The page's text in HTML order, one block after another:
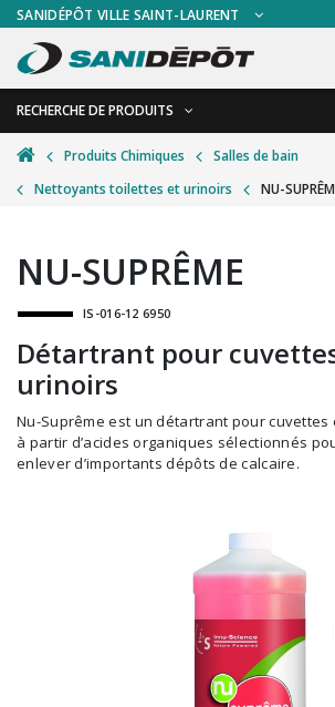
SANIDÉPÔT VILLE SAINT-LAURENT
RECHERCHE DE PRODUITS
RETOUR
Accessoires de sécurité
Accessoires pour le lavage de mur
Accessoires pour salles de bain
Alimentaire
Autres accessoires
Balais et porte-poussières
Bouteilles et vaporisateurs
Chariots et manutention
Distributrices et supports
Grattoirs, moutons et racloirs pour vitres/
RETOUR
Gants
Plexiglas
Signalisations
Test de diagnostic
Thermomètre
Vêtements de sécurité
Produits Chimiques
Salles de bain
Nettoyants toilettes et urinoirs
NU-
NU-SUPRÊME
IS-016-12 6950
Détartrant pour
urinoirs
Nu-Suprême est un détartrant pour cuvettes et urinoirs, fabriqué
à partir d’acides organiques sélectionnés
enlever d’importants dépôts de calcaire.